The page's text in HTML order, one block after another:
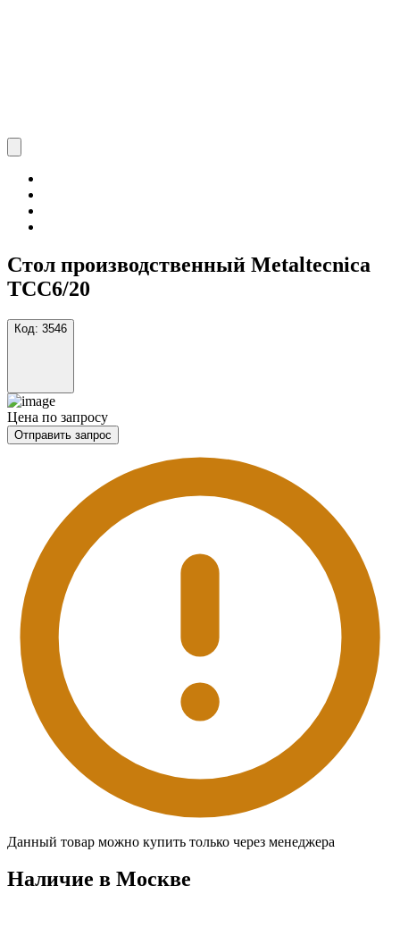
Стол производственный Metaltecnica
TCC6/20
Код: 3546
Цена по запросу
Отправить запрос
Данный товар можно купить только через менеджера
Наличие в Москвe